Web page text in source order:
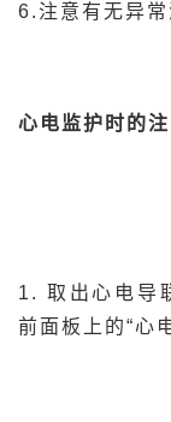
6.注意有无异常
心电监护时的
1. 取出心电导
前面板上的“心